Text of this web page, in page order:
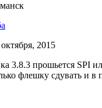
2015
3.8.3 прошьется SPI
флешку сдувать и в